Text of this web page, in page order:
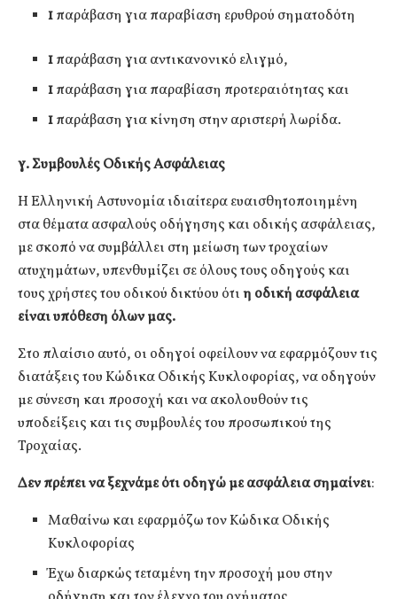
1παράβαση για παραβίαση ερυθρού σηματοδότη
1παράβαση για αντικανονικό ελιγμό,
1παράβαση για παραβίαση προτεραιότητας και
1παράβαση για κίνηση στην αριστερή λωρίδα.
γ. Συμβουλές Οδικής Ασφάλειας
Η Ελληνική Αστυνομία ιδιαίτερα ευαισθητοποιημένη
στα θέματα ασφαλούς οδήγησης και οδικής ασφάλειας,
με σκοπό να συμβάλλει στη μείωση των τροχαίων
ατυχημάτων, υπενθυμίζει σε όλους τους οδηγούς και
τους χρήστες του οδικού δικτύου ότιη οδική ασφάλεια
είναι υπόθεση όλων μας.
Στο πλαίσιο αυτό, οι οδηγοί οφείλουν να εφαρμόζουν τις
διατάξεις του Κώδικα Οδικής Κυκλοφορίας, να οδηγούν
με σύνεση και προσοχή και να ακολουθούν τις
υποδείξεις και τις συμβουλές του προσωπικού της
Τροχαίας.
Δεν πρέπει να ξεχνάμε ότι οδηγώ με ασφάλεια σημαίνει:
Μαθαίνω και εφαρμόζω τον Κώδικα Οδικής
Κυκλοφορίας
Έχω διαρκώς τεταμένη την προσοχή μου στην